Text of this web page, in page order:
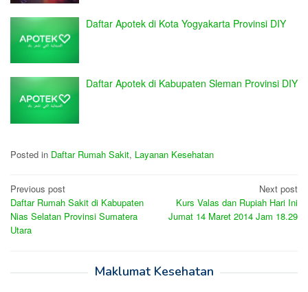
Daftar Apotek di Kota Yogyakarta Provinsi DIY
Daftar Apotek di Kabupaten Sleman Provinsi DIY
Posted in Daftar Rumah Sakit, Layanan Kesehatan
Post
navigation
Previous post
Daftar Rumah Sakit di Kabupaten
Nias Selatan Provinsi Sumatera
Utara
Next post
Kurs Valas dan Rupiah Hari Ini
Jumat 14 Maret 2014 Jam 18.29
Maklumat Kesehatan